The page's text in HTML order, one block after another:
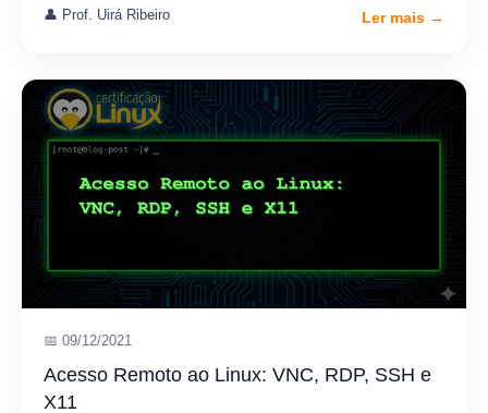
👤 Prof. Uirá Ribeiro Ler mais →
📅 09/12/2021
Acesso Remoto ao Linux: VNC, RDP, SSH e
X11